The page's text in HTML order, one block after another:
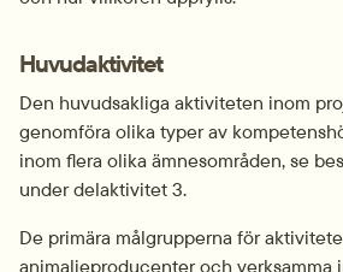
Huvudaktivitet
Den huvudsakliga aktiviteten inom
genomföra olika typer av
inom flera olika ämnesområden, se
under delaktivitet 3.
De primära målgrupperna för
animalieproducenter och verksamma